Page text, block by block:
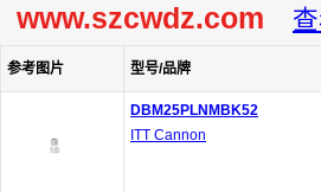
www.szcwdz.com
参考图片 型号/品牌
DBM25PLNMBK52
ITT Cannon